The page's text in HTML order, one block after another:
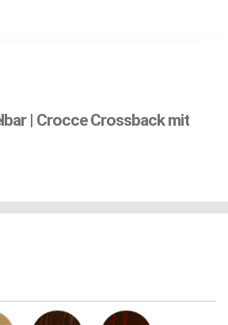
| Crocce Crossback mit